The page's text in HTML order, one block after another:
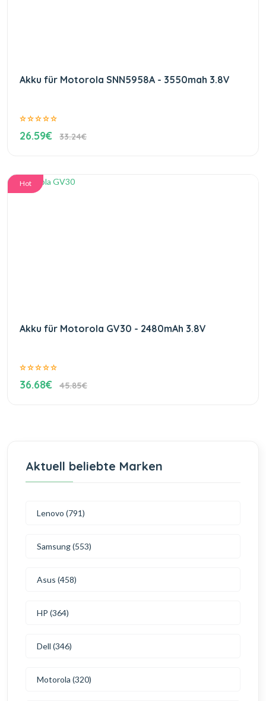
Akku für Motorola SNN5958A - 3550mah 3.8V
26.59€ 33.24€
Hot
Akku für Motorola GV30 - 2480mAh 3.8V
36.68€ 45.85€
Aktuell beliebte Marken
Lenovo (791)
Samsung (553)
Asus (458)
HP (364)
Dell (346)
Motorola (320)